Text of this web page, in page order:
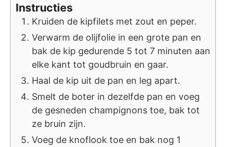
Instructies
Kruiden de kipfilets met zout en peper.
Verwarm de olijfolie in een grote pan en
bak de kip gedurende 5 tot 7 minuten aan
elke kant tot goudbruin en gaar.
Haal de kip uit de pan en leg apart.
Smelt de boter in dezelfde pan en voeg
de gesneden champignons toe, bak tot
ze bruin zijn.
Voeg de knoflook toe en bak nog 1